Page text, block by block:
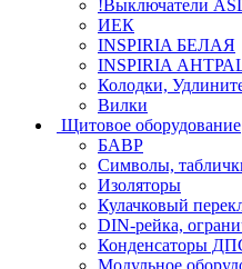
!Выключатели
ИЕК
INSPIRIA БЕЛАЯ
INSPIRIA
Колодки,
Вилки
Щитовое оборудование
БАВР
Символы,
Изоляторы
Кулачковый
DIN-рейка,
Конденсаторы
Модульное